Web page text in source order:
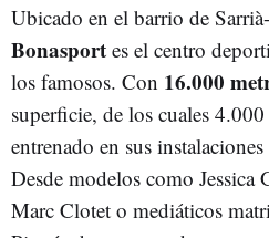
Ubicado en el barrio de
Bonasport es el centro
los famosos. Con 16.000
superficie, de los cuales
entrenado en sus
Desde modelos como Jessica
Marc Clotet o mediáticos